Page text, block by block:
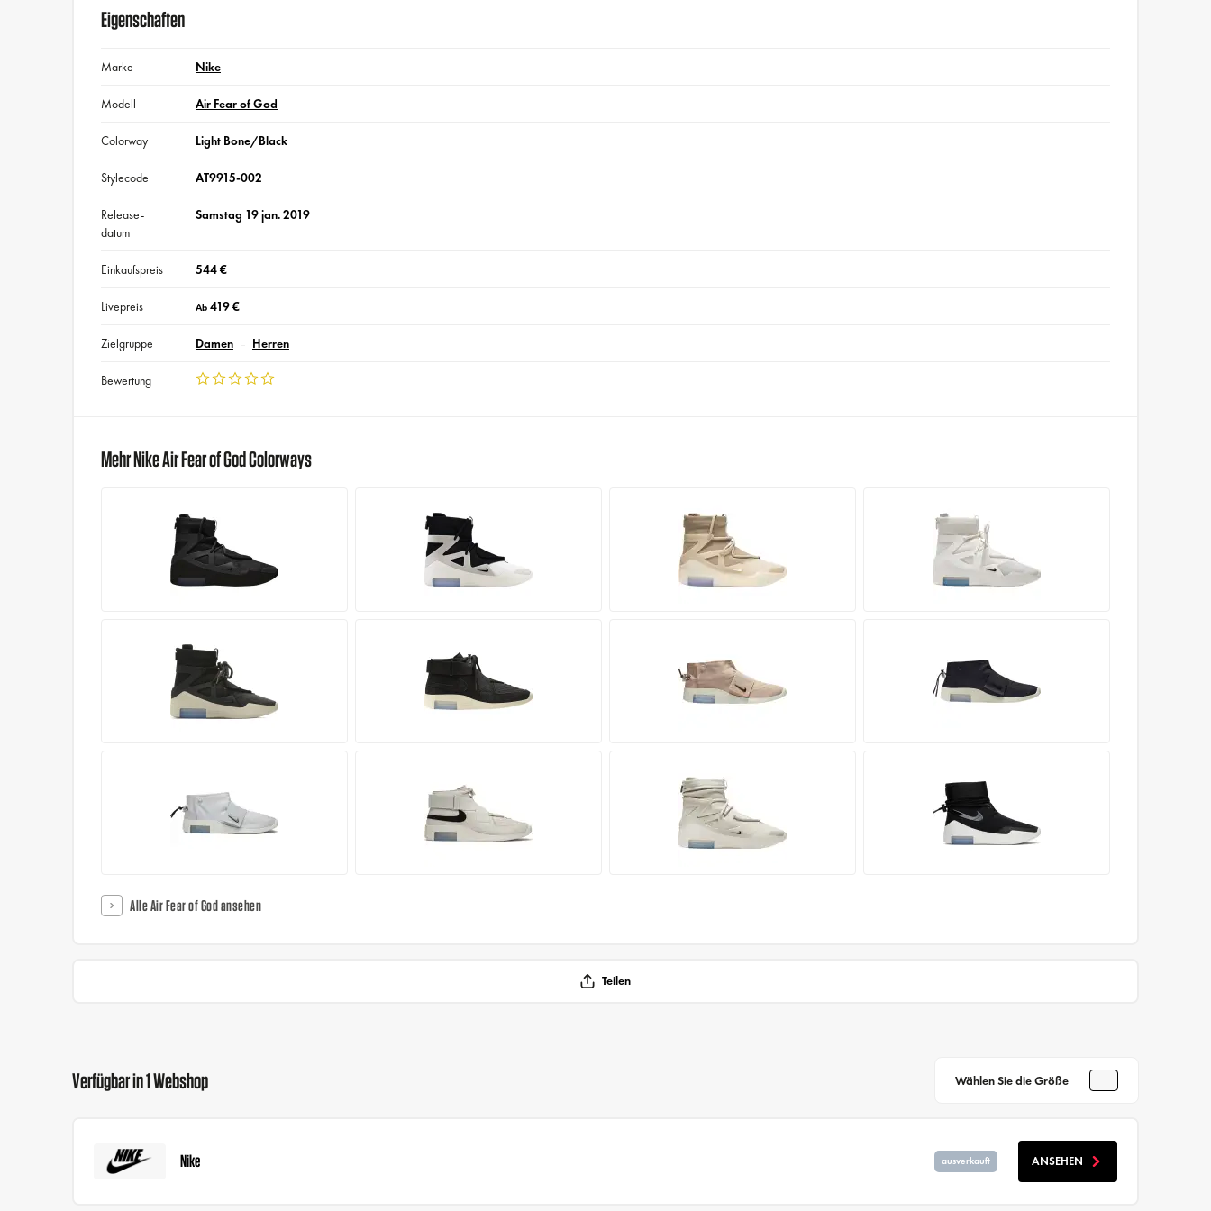
Eigenschaften
Marke Nike
Modell Air Fear of God
Colorway Light Bone/Black
Stylecode AT9915-002
Release-
datum
Samstag 19 jan. 2019
Einkaufspreis 544 €
Livepreis Ab419 €
Zielgruppe Damen Herren
Bewertung
Mehr Nike Air Fear of God Colorways
Alle Air Fear of God ansehen
Teilen
Verfügbar in 1 Webshop Wählen Sie die Größe
Nike ausverkauft ANSEHEN